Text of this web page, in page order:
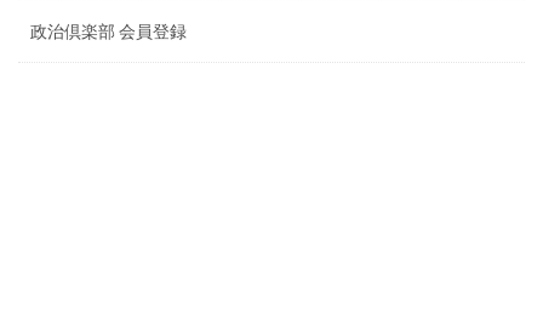
政治倶楽部 会員登録